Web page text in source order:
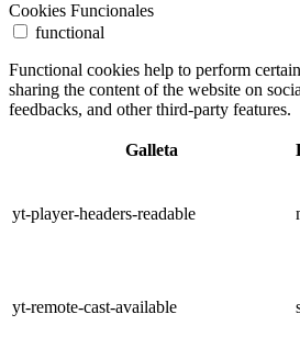
Cookies Funcionales
functional
Functional cookies help to perform
sharing the content of the website on
feedbacks, and other third-party features.
Galleta
yt-player-headers-readable
yt-remote-cast-available